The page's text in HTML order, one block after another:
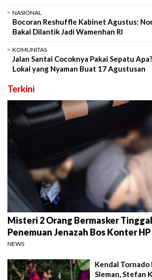
NASIONAL
Bocoran Reshuffle Kabinet Agustus:
Bakal Dilantik Jadi Wamenhan RI
KOMUNITAS
Jalan Santai Cocoknya Pakai Sepatu
Lokal yang Nyaman Buat 17 Agustusan
Terkini
Misteri 2 Orang Bermasker
Penemuan Jenazah Bos Konter
NEWS
Kendal Tornado
Sleman, Stefan